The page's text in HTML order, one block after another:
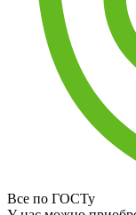
Все по ГОСТу